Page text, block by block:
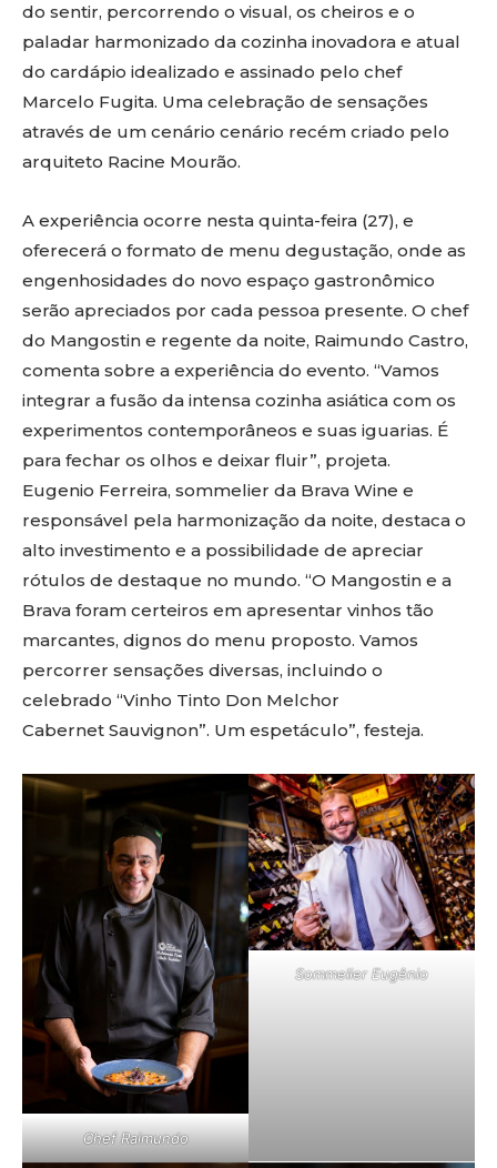
do sentir, percorrendo o visual, os cheiros e o
paladar harmonizado da cozinha inovadora e atual
do cardápio idealizado e assinado pelo chef
Marcelo Fugita. Uma celebração de sensações
através de um cenário cenário recém criado pelo
arquiteto Racine Mourão.
A experiência ocorre nesta quinta-feira (27), e
oferecerá o formato de menu degustação, onde as
engenhosidades do novo espaço gastronômico
serão apreciados por cada pessoa presente. O chef
do Mangostin e regente da noite, Raimundo Castro,
comenta sobre a experiência do evento. “Vamos
integrar a fusão da intensa cozinha asiática com os
experimentos contemporâneos e suas iguarias. É
para fechar os olhos e deixar fluir”, projeta.
Eugenio Ferreira, sommelier da Brava Wine e
responsável pela harmonização da noite, destaca o
alto investimento e a possibilidade de apreciar
rótulos de destaque no mundo. “O Mangostin e a
Brava foram certeiros em apresentar vinhos tão
marcantes, dignos do menu proposto. Vamos
percorrer sensações diversas, incluindo o
celebrado “Vinho Tinto Don Melchor
Cabernet Sauvignon”. Um espetáculo”, festeja.
Chef Raimundo
Sommelier Eugênio